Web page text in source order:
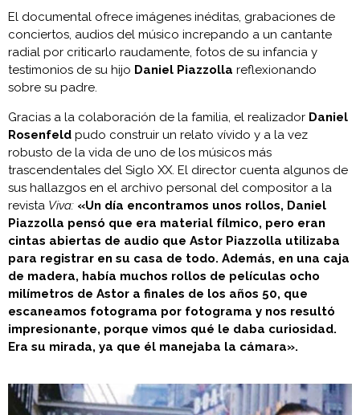
El documental ofrece imágenes inéditas, grabaciones de
conciertos, audios del músico increpando a un cantante
radial por criticarlo raudamente, fotos de su infancia y
testimonios de su hijo Daniel Piazzolla reflexionando
sobre su padre.
Gracias a la colaboración de la familia, el realizador Daniel
Rosenfeld pudo construir un relato vívido y a la vez
robusto de la vida de uno de los músicos más
trascendentales del Siglo XX. El director cuenta algunos de
sus hallazgos en el archivo personal del compositor a la
revista Viva: «Un día encontramos unos rollos, Daniel
Piazzolla pensó que era material fílmico, pero eran
cintas abiertas de audio que Astor Piazzolla utilizaba
para registrar en su casa de todo. Además, en una caja
de madera, había muchos rollos de películas ocho
milímetros de Astor a finales de los años 50, que
escaneamos fotograma por fotograma y nos resultó
impresionante, porque vimos qué le daba curiosidad.
Era su mirada, ya que él manejaba la cámara».